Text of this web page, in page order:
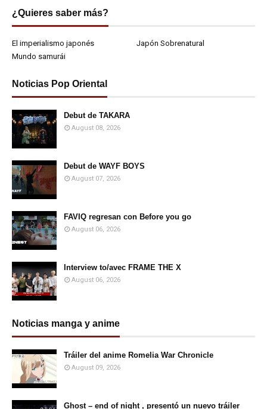
¿Quieres saber más?
El imperialismo japonés
Japón Sobrenatural
Mundo samurái
Noticias Pop Oriental
Debut de TAKARA
August 08, 2026
Debut de WAYF BOYS
August 07, 2026
FAVIQ regresan con Before you go
August 06, 2026
Interview to/avec FRAME THE X
August 06, 2026
Noticias manga y anime
Tráiler del anime Romelia War Chronicle
August 09, 2026
Ghost – end of night , presentó un nuevo tráiler